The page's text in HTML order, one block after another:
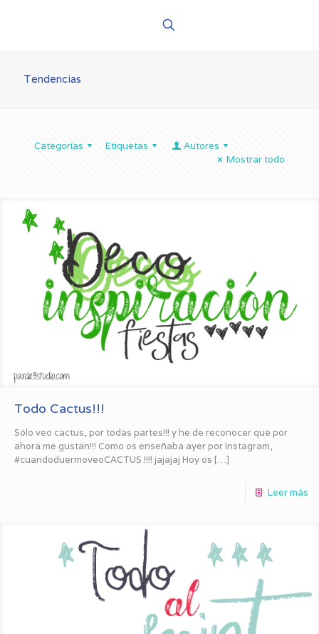
Tendencias
Categorías Etiquetas
Autores
Mostrar todo
Todo Cactus!!!
Sólo veo cactus, por todas partes!!! y he de reconocer que por
ahora me gustan!!! Como os enseñaba ayer por Instagram,
#cuandoduermoveoCACTUS !!!! jajajaj Hoy os […]
Leer más